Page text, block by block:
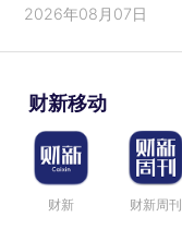
2026年08月07日
财新移动
财新 财新周刊